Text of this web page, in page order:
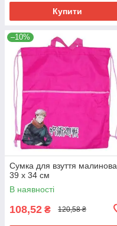
Купити
–10%
Сумка для взуття малинова
39 х 34 см
В наявності
108,52 ₴ 120,58 ₴